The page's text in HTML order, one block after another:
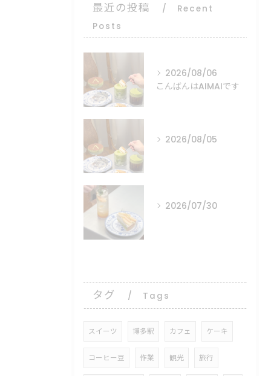
最近の投稿
Recent
Posts
2026/08/06
こんばんはAIMAIです
2026/08/05
2026/07/30
タグ Tags
スイーツ 博多駅 カフェ ケーキ
コーヒー豆 作業 観光 旅行